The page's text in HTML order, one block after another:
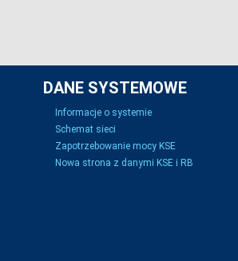
DANE SYSTEMOWE
Informacje o systemie
Schemat sieci
Zapotrzebowanie mocy KSE
Nowa strona z danymi KSE i RB